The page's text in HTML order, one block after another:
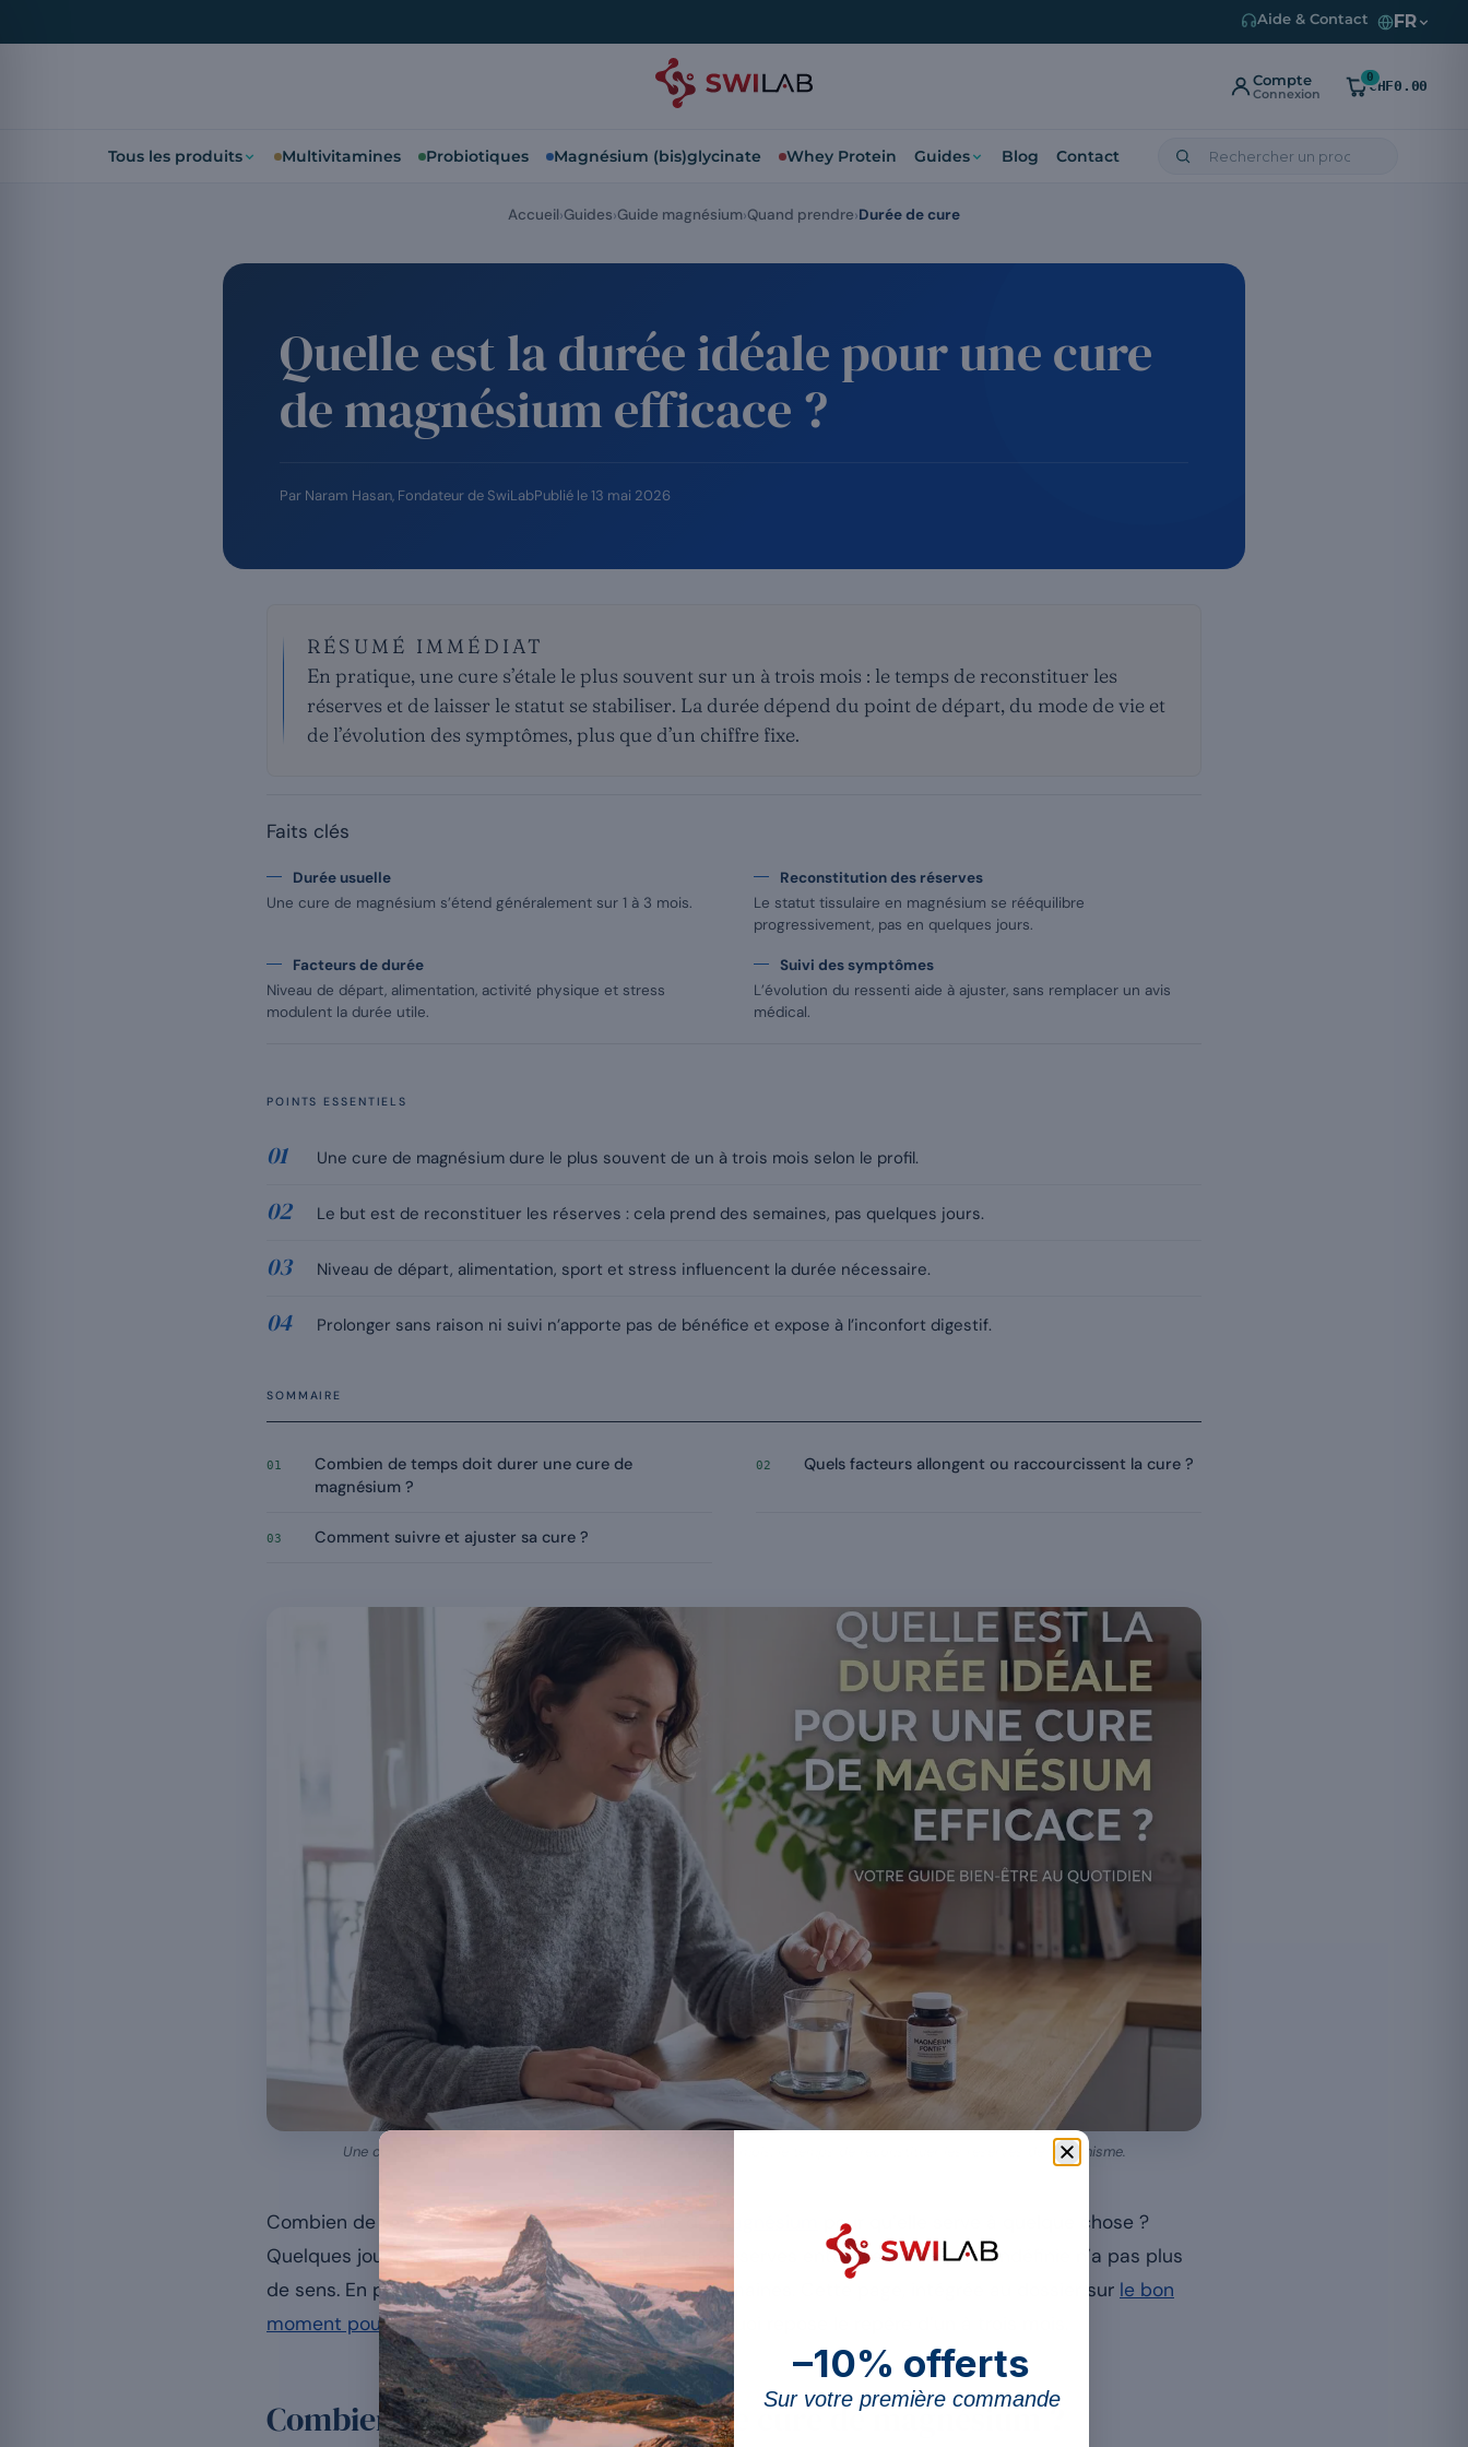
Aide & Contact FR
Compte
Connexion
0
CHF0.00
Tous les produits Multivitamines Probiotiques Magnésium (bis)glycinate Whey Protein Guides Blog Contact
Quelle est la durée idéale pour une cure
de magnésium efficace ?
Par Naram Hasan, Fondateur de SwiLabPublié le 13 mai 2026
RÉSUMÉ IMMÉDIAT
En pratique, une cure s’étale le plus souvent sur un à trois mois : le temps de reconstituer les
réserves et de laisser le statut se stabiliser. La durée dépend du point de départ, du mode de vie et
de l’évolution des symptômes, plus que d’un chiffre fixe.
Faits clés
Durée usuelle
Une cure de magnésium s’étend généralement sur 1 à 3 mois.
Reconstitution des réserves
Le statut tissulaire en magnésium se rééquilibre
progressivement, pas en quelques jours.
Facteurs de durée
Niveau de départ, alimentation, activité physique et stress
modulent la durée utile.
Suivi des symptômes
L’évolution du ressenti aide à ajuster, sans remplacer un avis
médical.
POINTS ESSENTIELS
Une cure de magnésium dure le plus souvent de un à trois mois selon le profil.
Le but est de reconstituer les réserves : cela prend des semaines, pas quelques jours.
Niveau de départ, alimentation, sport et stress influencent la durée nécessaire.
Prolonger sans raison ni suivi n’apporte pas de bénéfice et expose à l’inconfort digestif.
SOMMAIRE
01
Combien de temps doit durer une cure de
magnésium ?
02 Quels facteurs allongent ou raccourcissent la cure ?
03 Comment suivre et ajuster sa cure ?
Une cure de magnésium s’étend généralement sur un à trois mois, le temps de reconstituer les réserves de l’organisme.
Combien de temps faut-il poursuivre une cure de
pour qu’elle serve à quelque chose ?
Quelques jours ne suffisent pas à reconstituer des réserves entamées ; une prise indéfinie n’a pas plus
de sens. En pratique, la durée utile se compte en semaines. Cette page, intégrée au dossier sur le bon
moment pour prendre du magnésium, explique sur quoi repose le repère d’un à trois mois.
Combien de temps doit durer une cure de magnésium ?
Accueil Guides Guide magnésium Quand prendre Durée de cure
–10% offerts
Sur votre première commande